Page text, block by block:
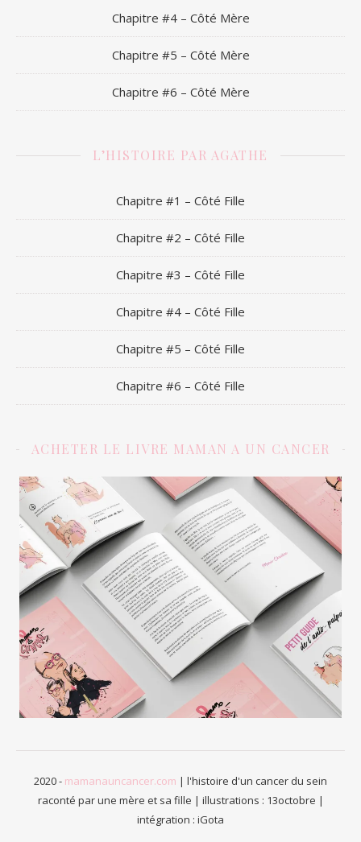
Chapitre #4 – Côté Mère
Chapitre #5 – Côté Mère
Chapitre #6 – Côté Mère
L’HISTOIRE PAR AGATHE
Chapitre #1 – Côté Fille
Chapitre #2 – Côté Fille
Chapitre #3 – Côté Fille
Chapitre #4 – Côté Fille
Chapitre #5 – Côté Fille
Chapitre #6 – Côté Fille
ACHETER LE LIVRE MAMAN A UN CANCER
2020 - mamanauncancer.com | l'histoire d'un cancer du sein
raconté par une mère et sa fille | illustrations : 13octobre |
intégration : iGota